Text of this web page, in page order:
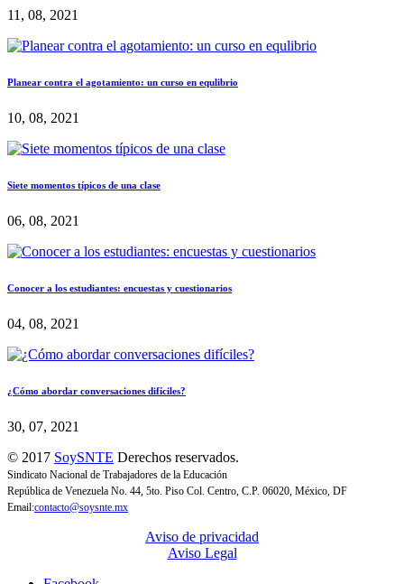
11, 08, 2021
Planear contra el agotamiento: un curso en equlibrio
10, 08, 2021
Siete momentos típicos de una clase
06, 08, 2021
Conocer a los estudiantes: encuestas y cuestionarios
04, 08, 2021
¿Cómo abordar conversaciones difíciles?
30, 07, 2021
© 2017 SoySNTE Derechos reservados.
Sindicato Nacional de Trabajadores de la Educación
República de Venezuela No. 44, 5to. Piso Col. Centro, C.P. 06020, México, DF
Email:contacto@soysnte.mx
Aviso de privacidad
Aviso Legal